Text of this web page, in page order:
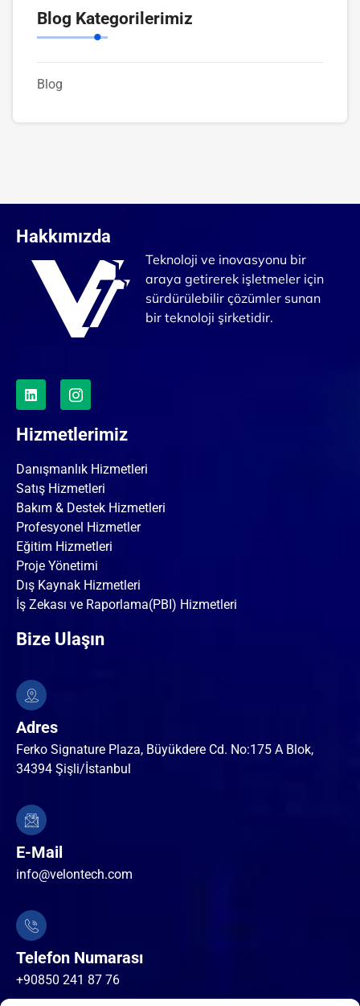
Blog Kategorilerimiz
Blog
Hakkımızda
Teknoloji ve inovasyonu bir
araya getirerek işletmeler için
sürdürülebilir çözümler sunan
bir teknoloji şirketidir.
Hizmetlerimiz
Danışmanlık Hizmetleri
Satış Hizmetleri
Bakım & Destek Hizmetleri
Profesyonel Hizmetler
Eğitim Hizmetleri
Proje Yönetimi
Dış Kaynak Hizmetleri
İş Zekası ve Raporlama(PBI) Hizmetleri
Bize Ulaşın
Adres
Ferko Signature Plaza, Büyükdere Cd. No:175 A Blok,
34394 Şişli/İstanbul
E-Mail
info@velontech.com
Telefon Numarası
+90850 241 87 76